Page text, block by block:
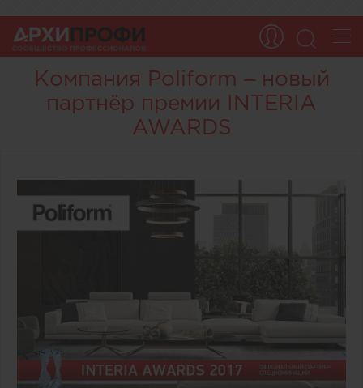
Компания Poliform – новый
партнёр премии INTERIA
AWARDS